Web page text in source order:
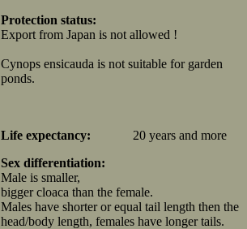
Protection status:
Export from Japan is not allowed !
Cynops ensicauda is not suitable for garden
ponds.
Life expectancy:
20 years and more
Sex differentiation:
Male is smaller,
bigger cloaca than the female.
Males have shorter or equal tail length then the
head/body length, females have longer tails.